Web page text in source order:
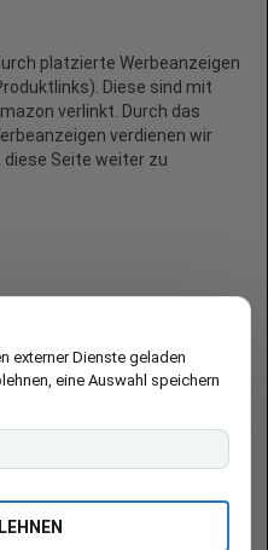
platzierte Werbeanzeigen
Diese sind mit
verlinkt. Durch das
verdienen wir
diese Seite weiter zu
an qualifizierten
angezeigt werden,
Stand (Datum/Uhrzeit) und
jederzeit ändern. Für den Kauf
zu Preis und Verfügbarkeit, die
externer Dienste geladen
eine Auswahl speichern